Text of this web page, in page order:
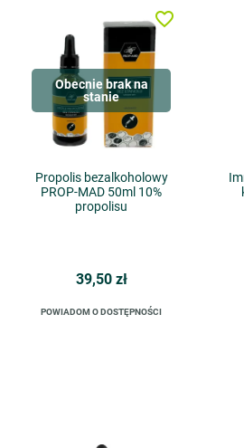
Obecnie brak na
stanie
Propolis bezalkoholowy
PROP-MAD 50ml 10%
propolisu
39,50 zł
POWIADOM O DOSTĘPNOŚCI
favorite_border